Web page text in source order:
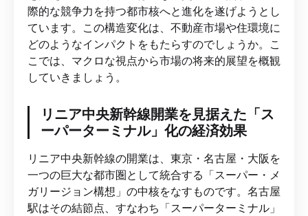
際的な競争力を持つ都市核へと進化を遂げようとし
ています。この構造変化は、不動産市場や住環境に
どのようなインパクトをもたらすのでしょうか。こ
こでは、マクロな視点から市場の将来的展望を概観
していきましょう。
リニア中央新幹線開業を見据えた「ス
ーパーターミナル」化の経済効果
リニア中央新幹線の開業は、東京・名古屋・大阪を
一つの巨大な都市圏として統合する「スーパー・メ
ガリージョン構想」の中核をなすものです。名古屋
駅はその結節点、すなわち「スーパーターミナル」